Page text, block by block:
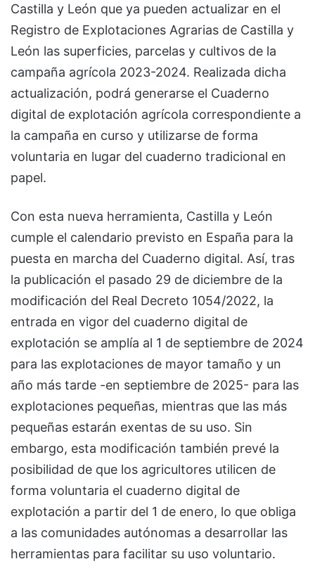
Castilla y León que ya pueden actualizar en el
Registro de Explotaciones Agrarias de Castilla y
León las superficies, parcelas y cultivos de la
campaña agrícola 2023-2024. Realizada dicha
actualización, podrá generarse el Cuaderno
digital de explotación agrícola correspondiente a
la campaña en curso y utilizarse de forma
voluntaria en lugar del cuaderno tradicional en
papel.
Con esta nueva herramienta, Castilla y León
cumple el calendario previsto en España para la
puesta en marcha del Cuaderno digital. Así, tras
la publicación el pasado 29 de diciembre de la
modificación del Real Decreto 1054/2022, la
entrada en vigor del cuaderno digital de
explotación se amplía al 1 de septiembre de 2024
para las explotaciones de mayor tamaño y un
año más tarde -en septiembre de 2025- para las
explotaciones pequeñas, mientras que las más
pequeñas estarán exentas de su uso. Sin
embargo, esta modificación también prevé la
posibilidad de que los agricultores utilicen de
forma voluntaria el cuaderno digital de
explotación a partir del 1 de enero, lo que obliga
a las comunidades autónomas a desarrollar las
herramientas para facilitar su uso voluntario.